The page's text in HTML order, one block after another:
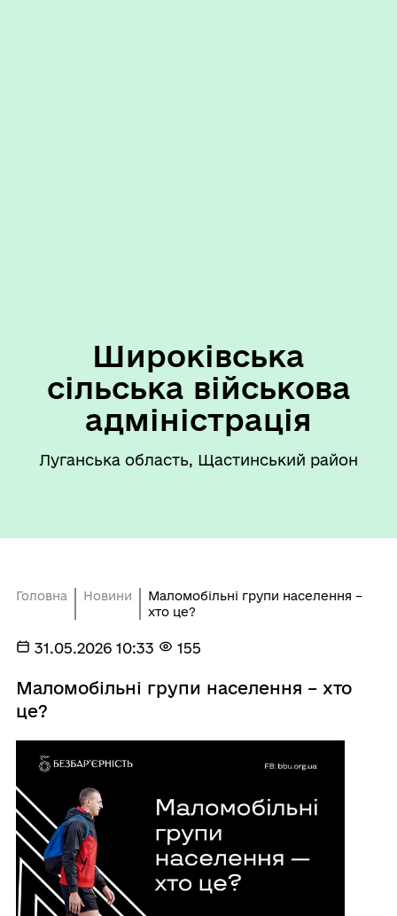
Широківська
сільська військова
адміністрація
Луганська область, Щастинський район
Головна Новини
Маломобільні групи населення –
хто це?
31.05.2026 10:33 155
Маломобільні групи населення – хто
це?